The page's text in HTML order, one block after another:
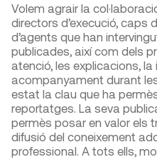
Volem agrair la
directors d’execució, caps
d’agents que han
publicades, així com dels
atenció, les explicacions, la
acompanyament durant
estat la clau que ha
reportatges. La seva
permès posar en valor els
difusió del coneixement
professional. A tots ells,